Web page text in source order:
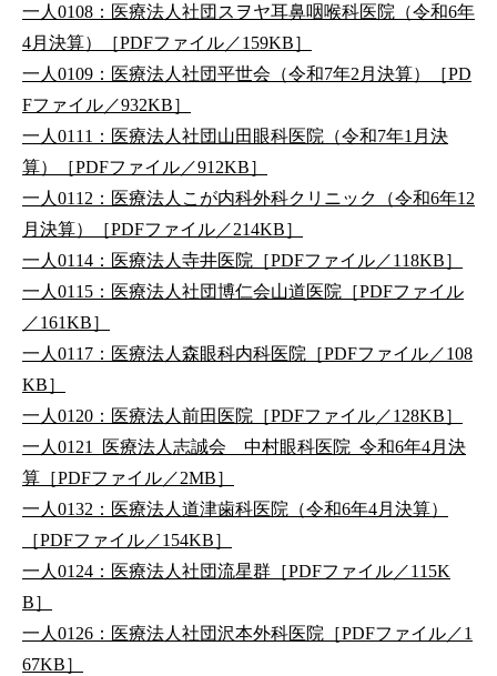
一人0108：医療法人社団スヲヤ耳鼻咽喉科医院（令和6年
4月決算）［PDFファイル／159KB］
一人0109：医療法人社団平世会（令和7年2月決算）［PD
Fファイル／932KB］
一人0111：医療法人社団山田眼科医院（令和7年1月決
算）［PDFファイル／912KB］
一人0112：医療法人こが内科外科クリニック（令和6年12
月決算）［PDFファイル／214KB］
一人0114：医療法人寺井医院［PDFファイル／118KB］
一人0115：医療法人社団博仁会山道医院［PDFファイル
／161KB］
一人0117：医療法人森眼科内科医院［PDFファイル／108
KB］
一人0120：医療法人前田医院［PDFファイル／128KB］
一人0121_医療法人志誠会 中村眼科医院_令和6年4月決
算［PDFファイル／2MB］
一人0132：医療法人道津歯科医院（令和6年4月決算）
［PDFファイル／154KB］
一人0124：医療法人社団流星群［PDFファイル／115K
B］
一人0126：医療法人社団沢本外科医院［PDFファイル／1
67KB］